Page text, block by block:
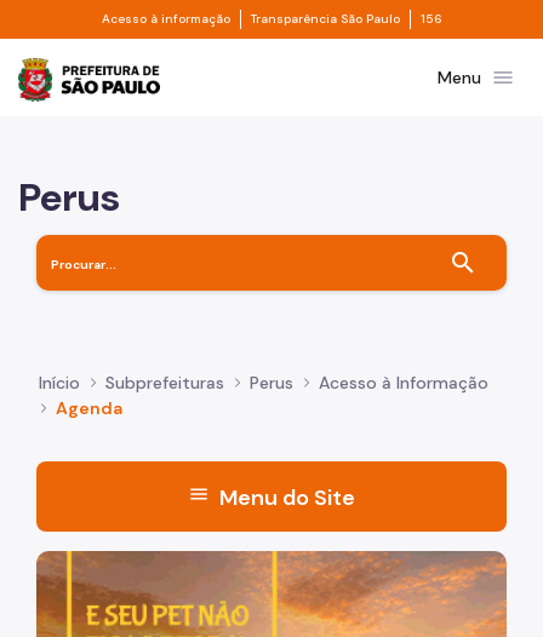
Pular para o Conteúdo principal
Acesso à informação Divisor de acesso à informação
Transparência São Paulo Divisor de
156
Prefeitura de São PauloMenu menu
Perus
search
Início Subprefeituras Perus
Acesso à Informação
Agenda
menu Menu do Site
Acesso à Informação
Participação Social
Imagem de um cachorro caramelo e uma gata rajada,